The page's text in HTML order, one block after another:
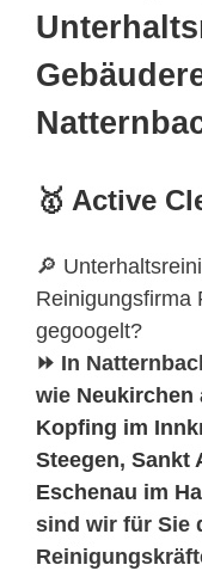
🥇 Active
🔎
Reinigungsfirma
gegoogelt?
⏩ In
wie Neukirchen
Kopfing im
Steegen, Sankt
Eschenau im
sind wir für Sie